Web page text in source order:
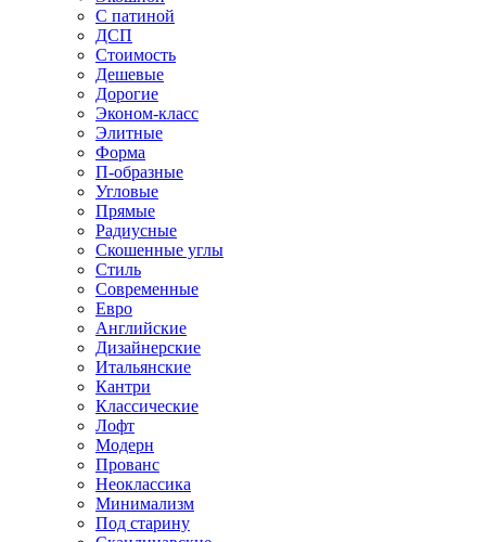
С патиной
ДСП
Стоимость
Дешевые
Дорогие
Эконом-класс
Элитные
Форма
П-образные
Угловые
Прямые
Радиусные
Скошенные углы
Стиль
Современные
Евро
Английские
Дизайнерские
Итальянские
Кантри
Классические
Лофт
Модерн
Прованс
Неоклассика
Минимализм
Под старину